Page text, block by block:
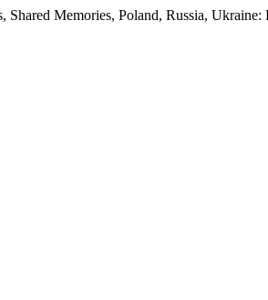
Memories, Poland, Russia,